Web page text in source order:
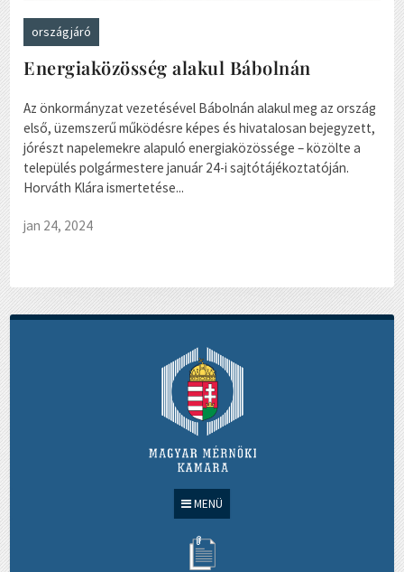
MENÜ
országjáró
Energiaközösség alakul Bábolnán
Az önkormányzat vezetésével Bábolnán alakul meg az ország
első, üzemszerű működésre képes és hivatalosan bejegyzett,
jórészt napelemekre alapuló energiaközössége – közölte a
település polgármestere január 24-i sajtótájékoztatóján.
Horváth Klára ismertetése...
jan 24, 2024